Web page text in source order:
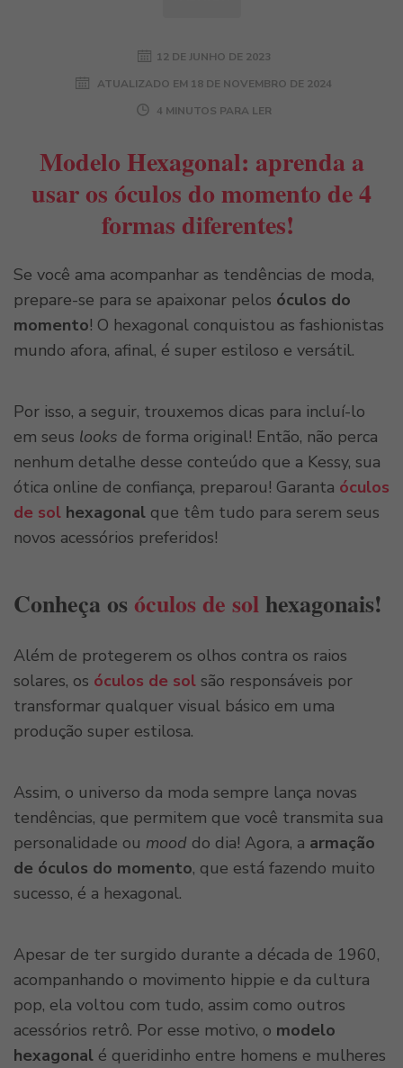
12 DE JUNHO DE 2023
ATUALIZADO EM 18 DE NOVEMBRO DE 2024
4 MINUTOS PARA LER
Modelo Hexagonal: aprenda a
usar os óculos do momento de 4
formas diferentes!
Se você ama acompanhar as tendências de moda,
prepare-se para se apaixonar pelos óculos do
momento! O hexagonal conquistou as fashionistas
mundo afora, afinal, é super estiloso e versátil.
Por isso, a seguir, trouxemos dicas para incluí-lo
em seus looks de forma original! Então, não perca
nenhum detalhe desse conteúdo que a Kessy, sua
ótica online de confiança, preparou! Garanta óculos
de sol hexagonal que têm tudo para serem seus
novos acessórios preferidos!
Conheça os óculos de solhexagonais!
Além de protegerem os olhos contra os raios
solares, os óculos de sol são responsáveis por
transformar qualquer visual básico em uma
produção super estilosa.
Assim, o universo da moda sempre lança novas
tendências, que permitem que você transmita sua
personalidade ou mood do dia! Agora, a armação
de óculos do momento, que está fazendo muito
sucesso, é a hexagonal.
Apesar de ter surgido durante a década de 1960,
acompanhando o movimento hippie e da cultura
pop, ela voltou com tudo, assim como outros
acessórios retrô. Por esse motivo, o modelo
hexagonal é queridinho entre homens e mulheres